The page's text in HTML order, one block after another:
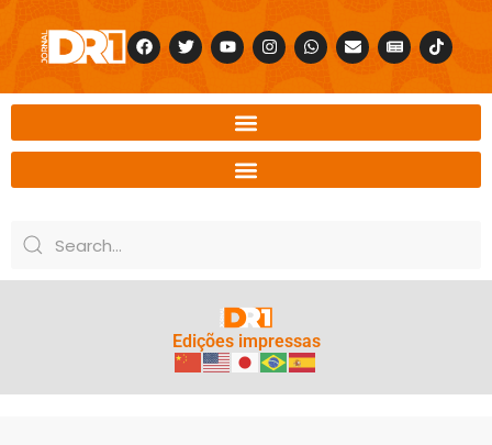
Edições impressas